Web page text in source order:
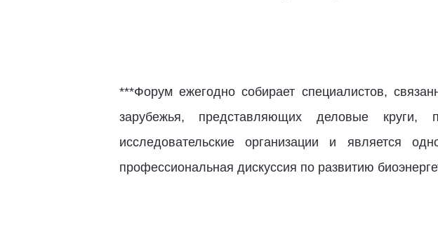
***Форум ежегодно собирает специалистов,
зарубежья, представляющих деловые круги,
исследовательские организации и является
профессиональная дискуссия по развитию